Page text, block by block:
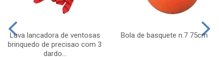
Luva lancadora de ventosas
brinquedo de precisao com 3
dardo...
Bola de basquete n.7 75cm